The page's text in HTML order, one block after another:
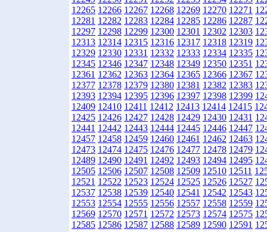
12265 12266 12267 12268 12269 12270 12271
12281 12282 12283 12284 12285 12286 12287
12297 12298 12299 12300 12301 12302 12303
12313 12314 12315 12316 12317 12318 12319
12329 12330 12331 12332 12333 12334 12335
12345 12346 12347 12348 12349 12350 12351
12361 12362 12363 12364 12365 12366 12367
12377 12378 12379 12380 12381 12382 12383
12393 12394 12395 12396 12397 12398 12399
12409 12410 12411 12412 12413 12414 12415
12425 12426 12427 12428 12429 12430 12431
12441 12442 12443 12444 12445 12446 12447
12457 12458 12459 12460 12461 12462 12463
12473 12474 12475 12476 12477 12478 12479
12489 12490 12491 12492 12493 12494 12495
12505 12506 12507 12508 12509 12510 12511
12521 12522 12523 12524 12525 12526 12527
12537 12538 12539 12540 12541 12542 12543
12553 12554 12555 12556 12557 12558 12559
12569 12570 12571 12572 12573 12574 12575
12585 12586 12587 12588 12589 12590 12591